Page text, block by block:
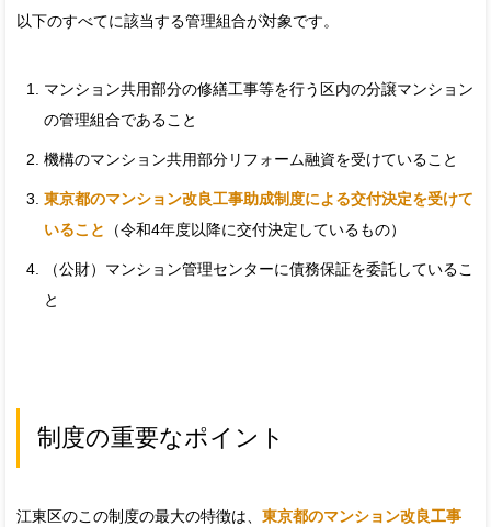
以下のすべてに該当する管理組合が対象です。
マンション共用部分の修繕工事等を行う区内の分譲マンション
の管理組合であること
機構のマンション共用部分リフォーム融資を受けていること
東京都のマンション改良工事助成制度による交付決定を受けて
いること
（令和4年度以降に交付決定しているもの）
（公財）マンション管理センターに債務保証を委託しているこ
と
制度の重要なポイント
江東区のこの制度の最大の特徴は、 東京都のマンション改良工事